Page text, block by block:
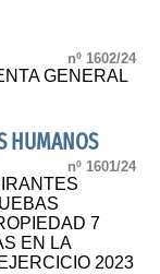
nº 1602/24
GENERAL
HUMANOS
nº 1601/24
7
EN LA
2023